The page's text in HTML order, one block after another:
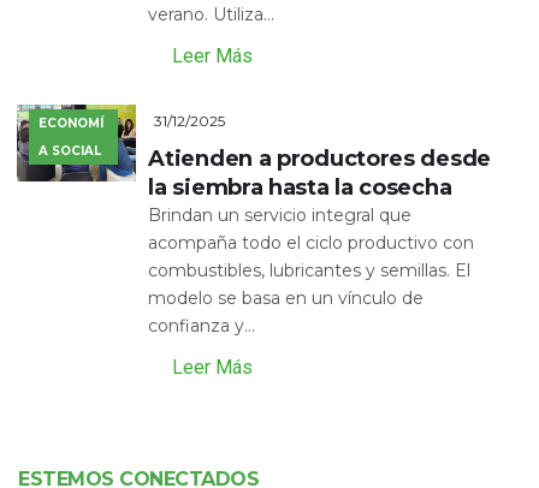
verano. Utiliza...
Leer Más
ECONOMÍ
A SOCIAL
31/12/2025
Atienden a productores desde
la siembra hasta la cosecha
Brindan un servicio integral que
acompaña todo el ciclo productivo con
combustibles, lubricantes y semillas. El
modelo se basa en un vínculo de
confianza y...
Leer Más
ESTEMOS CONECTADOS